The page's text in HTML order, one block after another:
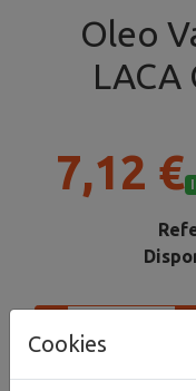
Oleo
LACA
7,12 €
Cookies